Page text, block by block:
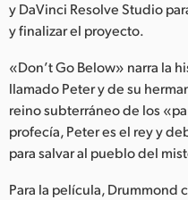
New Zealand
Poland
Portugal
y DaVinci Resolve Studio
y finalizar el proyecto.
«Don’t Go Below» narra la
llamado Peter y de su
reino subterráneo de los
profecía, Peter es el rey y
para salvar al pueblo del
Para la película, Drummond